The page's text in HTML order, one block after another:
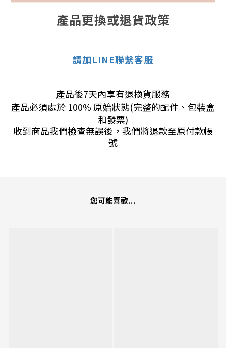
產品更換或退貨政策
請加LINE聯繫客服
產品後7天內享有退換貨服務
產品必須處於 100% 原始狀態(完整的配件、包裝盒
和發票)
收到商品我們檢查無誤後，我們將退款至原付款帳
號
您可能喜歡...